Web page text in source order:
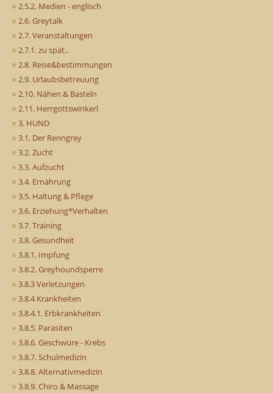
2.5.2. Medien - englisch
2.6. Greytalk
2.7. Veranstaltungen
2.7.1. zu spät..
2.8. Reise&bestimmungen
2.9. Urlaubsbetreuung
2.10. Nähen & Basteln
2.11. Herrgottswinkerl
3. HUND
3.1. Der Renngrey
3.2. Zucht
3.3. Aufzucht
3.4. Ernährung
3.5. Haltung & Pflege
3.6. Erziehung*Verhalten
3.7. Training
3.8. Gesundheit
3.8.1. Impfung
3.8.2. Greyhoundsperre
3.8.3 Verletzungen
3.8.4 Krankheiten
3.8.4.1. Erbkrankheiten
3.8.5. Parasiten
3.8.6. Geschwüre - Krebs
3.8.7. Schulmedizin
3.8.8. Alternativmedizin
3.8.9. Chiro & Massage